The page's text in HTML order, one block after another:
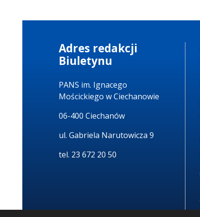
Adres redakcji
Biuletynu
PANS im. Ignacego
Mościckiego w Ciechanowie
06-400 Ciechanów
ul. Gabriela Narutowicza 9
tel. 23 672 20 50